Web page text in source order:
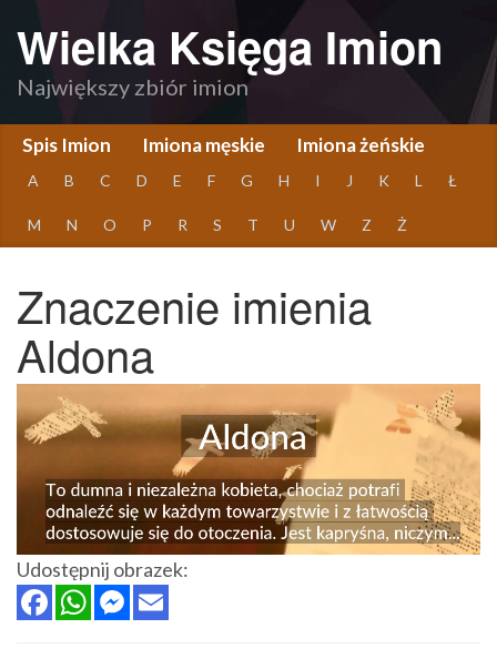
Wielka Księga Imion
Największy zbiór imion
Spis Imion Imiona męskie Imiona żeńskie
A B C D E F G H I J K L Ł
M N O P R S T U W Z Ż
Znaczenie imienia
Aldona
Udostępnij obrazek: